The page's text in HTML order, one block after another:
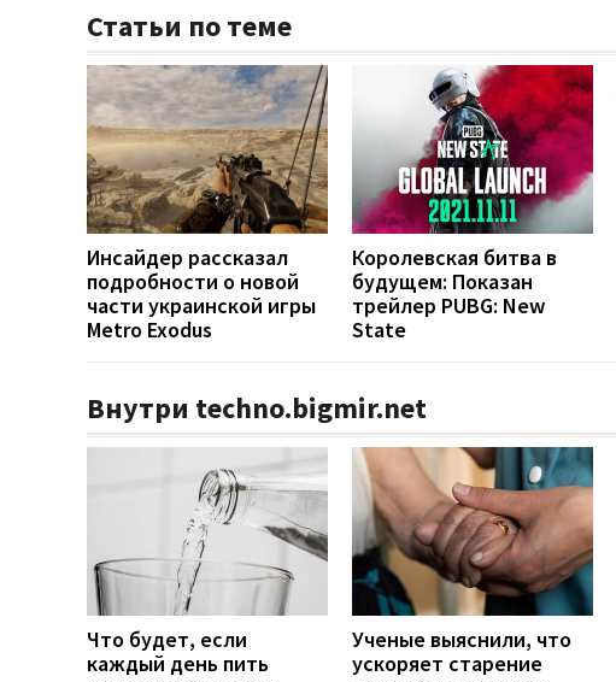
Статьи по теме
Инсайдер рассказал
подробности о новой
части украинской игры
Metro Exodus
Королевская битва в
будущем: Показан
трейлер PUBG: New
State
Внутри techno.bigmir.net
Что будет, если
каждый день пить
Ученые выяснили, что
ускоряет старение